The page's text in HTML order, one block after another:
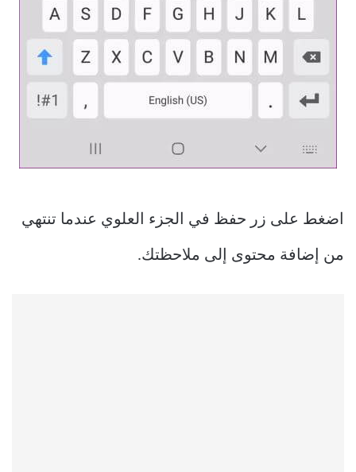
اضغط على زر حفظ في الجزء العلوي عندما تنتهي
من إضافة محتوى إلى ملاحظتك.